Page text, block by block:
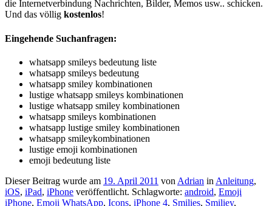
die Internetverbindung Nachrichten, Bilder, Memos usw.. schicken.
Und das völlig kostenlos!
Eingehende Suchanfragen:
whatsapp smileys bedeutung liste
whatsapp smileys bedeutung
whatsapp smiley kombinationen
lustige whatsapp smileys kombinationen
lustige whatsapp smiley kombinationen
whatsapp smileys kombinationen
whatsapp lustige smiley kombinationen
whatsapp smileykombinationen
lustige emoji kombinationen
emoji bedeutung liste
Dieser Beitrag wurde am 19. April 2011 von Adrian in Anleitung,
iOS, iPad, iPhone veröffentlicht. Schlagworte: android, Emoji
iPhone, Emoji WhatsApp, Icons, iPhone 4, Smilies, Smiliey,